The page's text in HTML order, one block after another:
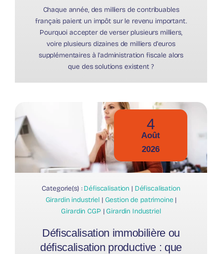
Chaque année, des milliers de contribuables
français paient un impôt sur le revenu important.
Pourquoi accepter de verser plusieurs milliers,
voire plusieurs dizaines de milliers d'euros
supplémentaires à l'administration fiscale alors
que des solutions existent ?
4
Août
2026
Categorie(s) : Défiscalisation | Défiscalisation
Girardin industriel| Gestion de patrimoine |
Girardin CGP | Girardin Industriel
Défiscalisation immobilière ou
défiscalisation productive : que